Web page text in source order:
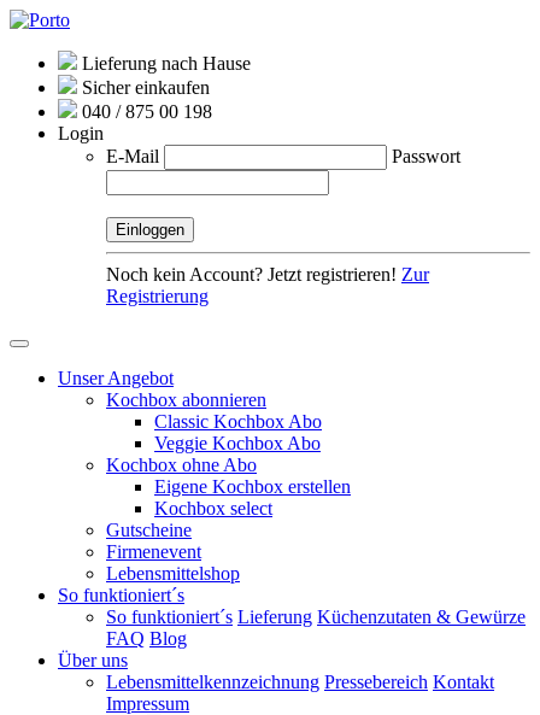
Lieferung nach Hause
Sicher einkaufen
040 / 875 00 198
Login
E-Mail
Passwort
Noch kein Account? Jetzt registrieren! Zur
Registrierung
Unser Angebot
Kochbox abonnieren
Classic Kochbox Abo
Veggie Kochbox Abo
Kochbox ohne Abo
Eigene Kochbox erstellen
Kochbox select
Gutscheine
Firmenevent
Lebensmittelshop
So funktioniert´s
So funktioniert´s Lieferung Küchenzutaten & Gewürze
FAQ Blog
Über uns
Lebensmittelkennzeichnung Pressebereich Kontakt
Impressum